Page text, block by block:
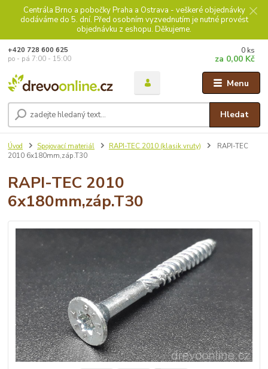
Centrála Brno a pobočky Praha a Ostrava - veškeré objednávky
dodáváme do 5. dní. Před osobním vyzvednutím je nutné provést
objednávku z eshopu. Děkujeme.
Menu
Hledat
+420 728 600 625
po - pá 7:00 - 15:00
0 ks
za 0,00 Kč
Úvod Spojovací materiál RAPI-TEC 2010 (klasik vruty)
RAPI-TEC
2010 6x180mm,záp.T30
RAPI-TEC 2010
6x180mm,záp.T30